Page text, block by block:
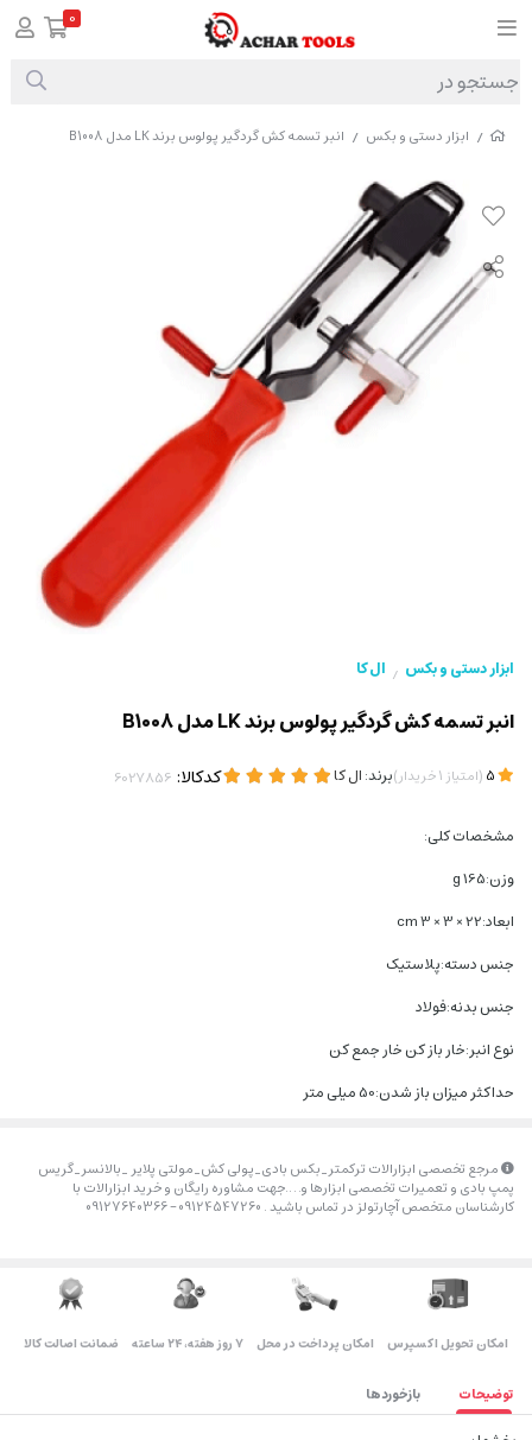
/ ابزار دستی و بکس / انبر تسمه کش گردگیر پولوس برند LK مدل B1008
ابزار دستی و بکس / ال کا
انبر تسمه کش گردگیر پولوس برند LK مدل B1008
(امتیاز 1خریدار)برند:ال کا کدکالا:
مشخصات کلی:
وزن:165 g
ابعاد:22 × 3 × 3 cm
جنس دسته:پلاستیک
جنس بدنه:فولاد
نوع انبر:خار باز کن خار جمع کن
حداکثر میزان باز شدن:50 میلی متر
مرجع تخصصی ابزارالات ترکمتر_بکس بادی_پولی کش_مولتی پلایر _بالانسر_گریس
پمپ بادی و تعمیرات تخصصی ابزارها و….جهت مشاوره رایگان و خرید ابزارالات با
کارشناسان متخصص آچارتولز در تماس باشید . 09124547260 – 09127640366
اﻣﮑﺎن ﺗﺤﻮﯾﻞ اﮐﺴﭙﺮس امکان پرداخت در محل ۷ روز ﻫﻔﺘﻪ، ۲۴ ﺳﺎﻋﺘﻪ ضمانت اصالت کالا
توضیحات بازخوردها
0